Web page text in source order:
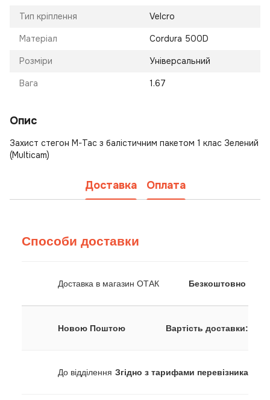
Тип кріплення Velcro
Матеріал Cordura 500D
Розміри Універсальний
Вага 1.67
Опис
Захист стегон M-Tac з балістичним пакетом 1 клас Зелений
(Multicam)
Доставка Оплата
Способи доставки
Доставка в магазин ОТАК Безкоштовно
Новою Поштою Вартість доставки:
До відділення Згідно з тарифами перевізника